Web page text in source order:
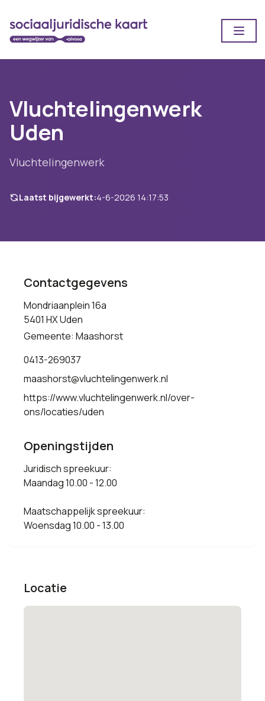
Vluchtelingenwerk
Uden
Vluchtelingenwerk
Laatst bijgewerkt:4-6-2026 14:17:53
Contactgegevens
Mondriaanplein 16a
5401 HX Uden
Gemeente: Maashorst
0413-269037
maashorst@vluchtelingenwerk.nl
https://www.vluchtelingenwerk.nl/over-
ons/locaties/uden
Openingstijden
Juridisch spreekuur:
Maandag 10.00 - 12.00
Maatschappelijk spreekuur:
Woensdag 10.00 - 13.00
Locatie